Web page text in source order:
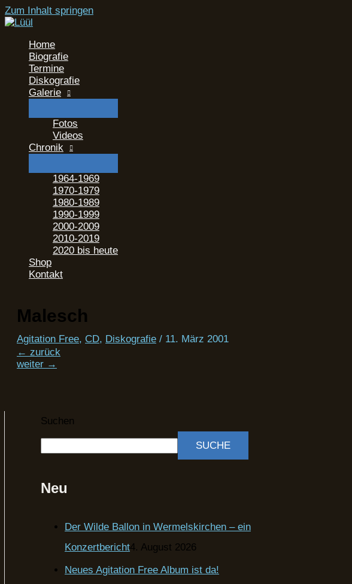
Zum Inhalt springen
Home
Biografie
Termine
Diskografie
Galerie
Fotos
Videos
Chronik
1964-1969
1970-1979
1980-1989
1990-1999
2000-2009
2010-2019
2020 bis heute
Shop
Kontakt
Malesch
Agitation Free, CD, Diskografie / 11. März 2001
← zurück
weiter →
Suchen
SUCHE
Neu
Der Wilde Ballon in Wermelskirchen – ein
Konzertbericht4. August 2026
Neues Agitation Free Album ist da!